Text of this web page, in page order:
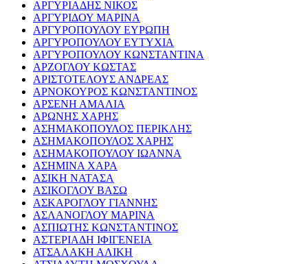
ΑΡΓΥΡΙΑΔΗΣ ΝΙΚΟΣ
ΑΡΓΥΡΙΔΟΥ ΜΑΡΙΝΑ
ΑΡΓΥΡΟΠΟΥΛΟΥ ΕΥΡΩΠΗ
ΑΡΓΥΡΟΠΟΥΛΟΥ ΕΥΤΥΧΙΑ
ΑΡΓΥΡΟΠΟΥΛΟΥ ΚΩΝΣΤΑΝΤΙΝΑ
ΑΡΖΟΓΛΟΥ ΚΩΣΤΑΣ
ΑΡΙΣΤΟΤΕΛΟΥΣ ΑΝΔΡΕΑΣ
ΑΡΝΟΚΟΥΡΟΣ ΚΩΝΣΤΑΝΤΙΝΟΣ
ΑΡΣΕΝΗ ΑΜΑΛΙΑ
ΑΡΩΝΗΣ ΧΑΡΗΣ
ΑΣΗΜΑΚΟΠΟΥΛΟΣ ΠΕΡΙΚΛΗΣ
ΑΣΗΜΑΚΟΠΟΥΛΟΣ ΧΑΡΗΣ
ΑΣΗΜΑΚΟΠΟΥΛΟΥ ΙΩΑΝΝΑ
ΑΣΗΜΙΝΑ ΧΑΡΑ
ΑΣΙΚΗ ΝΑΤΑΣΑ
ΑΣΙΚΟΓΛΟΥ ΒΑΣΩ
ΑΣΚΑΡΟΓΛΟΥ ΓΙΑΝΝΗΣ
ΑΣΛΑΝΟΓΛΟΥ ΜΑΡΙΝΑ
ΑΣΠΙΩΤΗΣ ΚΩΝΣΤΑΝΤΙΝΟΣ
ΑΣΤΕΡΙΑΔΗ ΙΦΙΓΕΝΕΙΑ
ΑΤΣΑΛΑΚΗ ΑΛΙΚΗ